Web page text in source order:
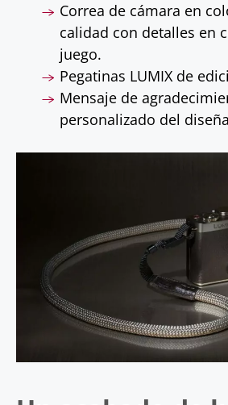
Correa de cámara en
calidad con detalles en
juego.
Pegatinas LUMIX de
Mensaje de
personalizado del